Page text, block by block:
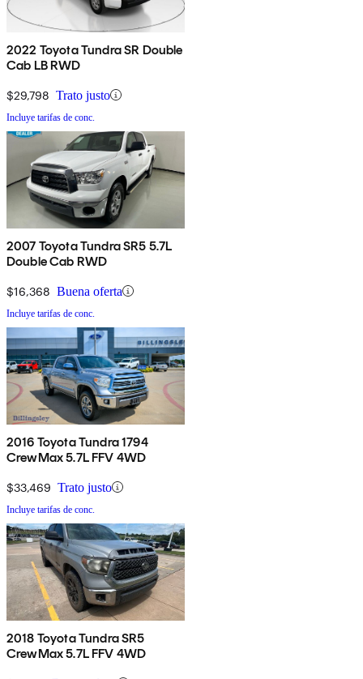
2022 Toyota Tundra SR Double
Cab LB RWD
$29,798 Trato justo
Incluye tarifas de conc.
2007 Toyota Tundra SR5 5.7L
Double Cab RWD
$16,368 Buena oferta
Incluye tarifas de conc.
2016 Toyota Tundra 1794
CrewMax 5.7L FFV 4WD
$33,469 Trato justo
Incluye tarifas de conc.
2018 Toyota Tundra SR5
CrewMax 5.7L FFV 4WD